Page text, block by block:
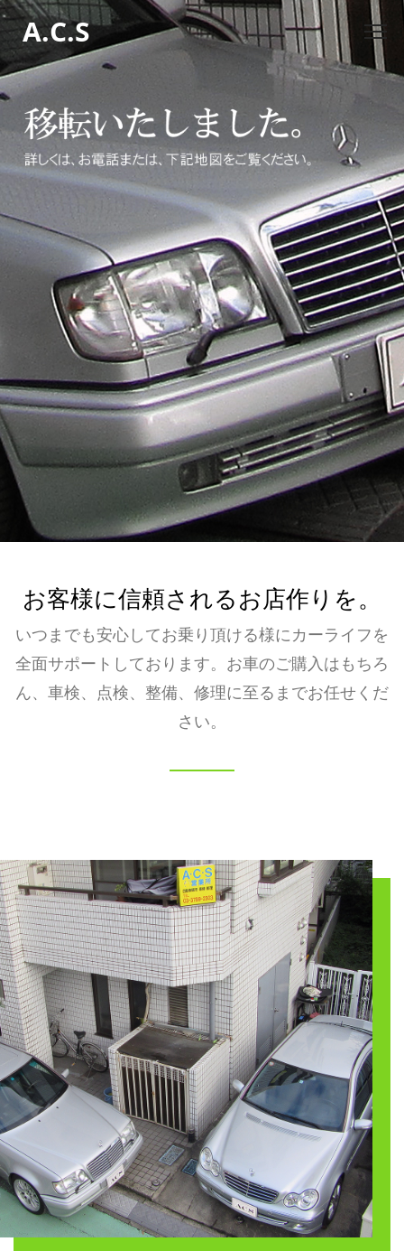
A.C.S
お客様に信頼されるお店作りを。
いつまでも安心してお乗り頂ける様にカーライフを
全面サポートしております。お車のご購入はもちろ
ん、車検、点検、整備、修理に至るまでお任せくだ
さい。